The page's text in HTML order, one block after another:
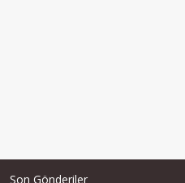
Son Gönderiler